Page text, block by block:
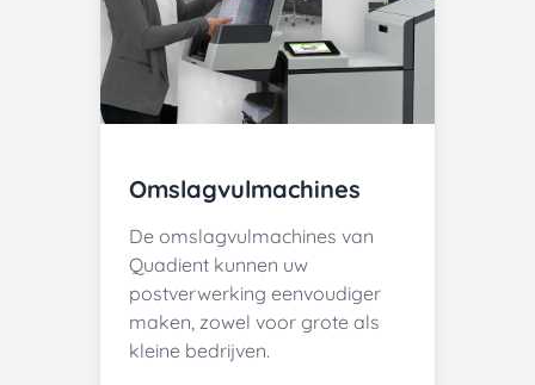
Omslagvulmachines
De omslagvulmachines van
Quadient kunnen uw
postverwerking eenvoudiger
maken, zowel voor grote als
kleine bedrijven.